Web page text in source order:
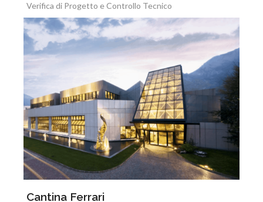
Verifica di Progetto e Controllo Tecnico
Cantina Ferrari